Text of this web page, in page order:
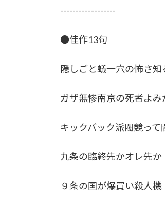
------------------
●佳作13句
隠しごと蟻一穴の
ガザ無惨南京の死
キックバック派閥競
九条の臨終先かオ
９条の国が爆買い